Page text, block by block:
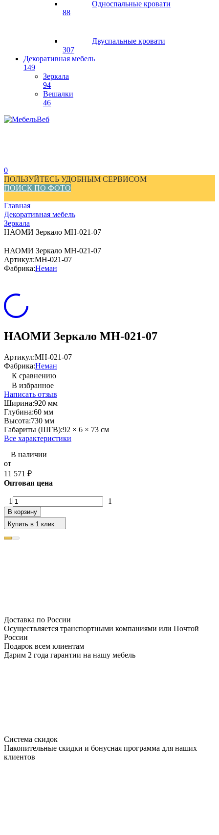
Односпальные кровати
88
Двуспальные кровати
307
Декоративная мебель
149
Зеркала
94
Вешалки
46
0
ПОЛЬЗУЙТЕСЬ УДОБНЫМ СЕРВИСОМ
ПОИСК ПО ФОТО
Главная
Декоративная мебель
Зеркала
НАОМИ Зеркало МН-021-07
НАОМИ Зеркало МН-021-07
Артикул:МН-021-07
Фабрика:Неман
НАОМИ Зеркало МН-021-07
Артикул:МН-021-07
Фабрика:Неман
К сравнению
В избранное
Написать отзыв
Ширина:920 мм
Глубина:60 мм
Высота:730 мм
Габариты (ШГВ):92 × 6 × 73 см
Все характеристики
В наличии
от
11 571
₽
Оптовая цена
1 1
В корзину
Купить в 1 клик
Доставка по России
Осуществляется транспортными компаниями или Почтой
России
Подарок всем клиентам
Дарим 2 года гарантии на нашу мебель
Система скидок
Накопительные скидки и бонусная программа для наших
клиентов